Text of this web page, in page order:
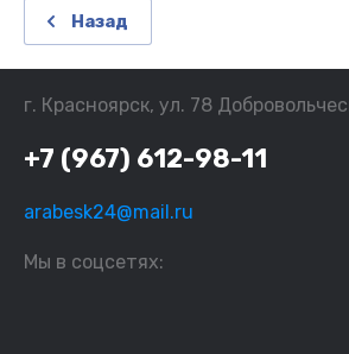
Назад
г. Красноярск, ул. 78
+7 (967) 612-98-11
arabesk24@mail.ru
Мы в соцсетях: